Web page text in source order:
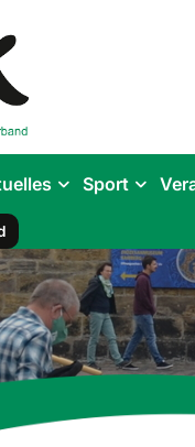
Sport